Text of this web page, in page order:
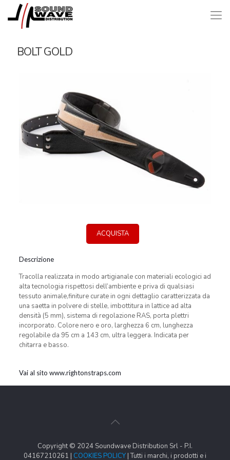
BOLT GOLD
ACQUISTA
Descrizione
Tracolla realizzata in modo artigianale con materiali ecologici ad
alta tecnologia rispettosi dell’ambiente e priva di qualsiasi
tessuto animale,finiture curate in ogni dettaglio caratterizzata da
una saetta in polvere di stelle, imbottitura in lattice ad alta
densità (5 mm), sistema di regolazione RAS, porta plettri
incorporato. Colore nero e oro, larghezza 6 cm, lunghezza
regolabile da 95 cm a 143 cm, ultra leggera. Indicata per
chitarra e basso.
Vai al sito www.rightonstraps.com
Copyright © 2024 Soundwave Distribution Srl - P.I.
04167210261 | COOKIES POLICY | Tutti i marchi, i prodotti e i